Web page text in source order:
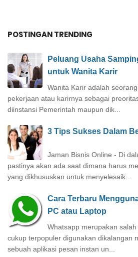
POSTINGAN TRENDING
Peluang Usaha
untuk Wanita Karir
Wanita Karir adalah
pekerjaan atau karirnya sebagai
diinstansi Pemerintah maupun dik...
3 Tips Sukses Dalam
Jaman Bisnis Online - Di
pastinya akan ada saat dimana harus
yang dikhususkan untuk menyelesaik...
Cara Terbaru
PC atau Laptop
Whatsapp merupakan
cukup terpopuler digunakan dikalangan
sebuah aplikasi pesan instan un...